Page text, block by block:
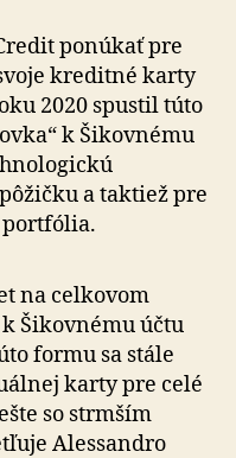
ponúkať pre
kreditné karty
2020 spustil túto
k Šikovnému
a taktiež pre
portfólia.
na celkovom
Šikovnému účtu
formu sa stále
karty pre celé
so strmším
Alessandro